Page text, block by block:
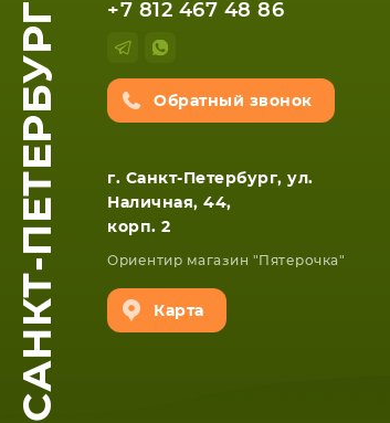
САНКТ-ПЕТЕРБУРГ +7 812 467 48 86
Обратный звонок
г. Санкт-Петербург, ул.
Наличная, 44,
корп. 2
Ориентир магазин "Пятерочка"
Карта